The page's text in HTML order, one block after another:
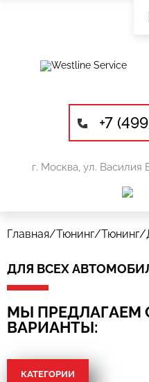
+7
г. Москва, ул. Василия
Главная/Тюнинг/Тюнинг/
ДЛЯ ВСЕХ
МЫ
ВАРИАНТЫ:
КАТЕГОРИИ